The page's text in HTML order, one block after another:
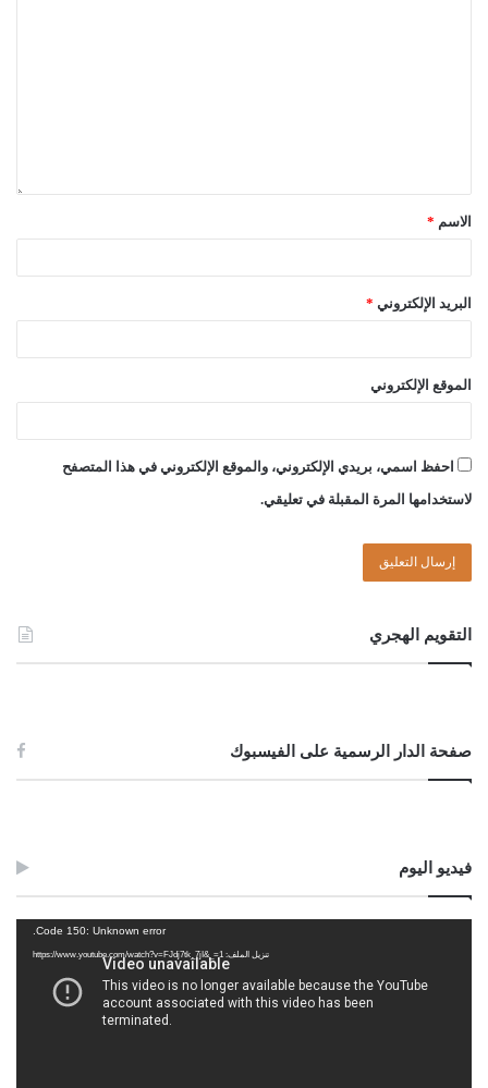
الاسم *
البريد الإلكتروني *
الموقع الإلكتروني
احفظ اسمي، بريدي الإلكتروني، والموقع الإلكتروني في هذا المتصفح
لاستخدامها المرة المقبلة في تعليقي.
التقويم الهجري
صفحة الدار الرسمية على الفيسبوك
فيديو اليوم
Code 150: Unknown error.
تنزيل الملف: https://www.youtube.com/watch?v=FJdj7tk_7jI&_=1